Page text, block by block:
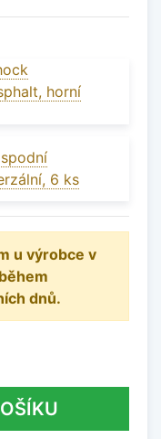
horní
6 ks
u výrobce v
dnů.